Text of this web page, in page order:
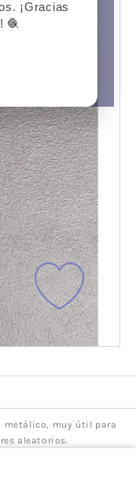
¡Gracias
🧶
metálico, muy útil para
aleatorios.